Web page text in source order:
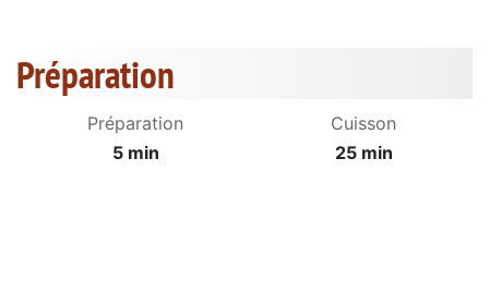
Préparation
Préparation
5 min
Cuisson
25 min